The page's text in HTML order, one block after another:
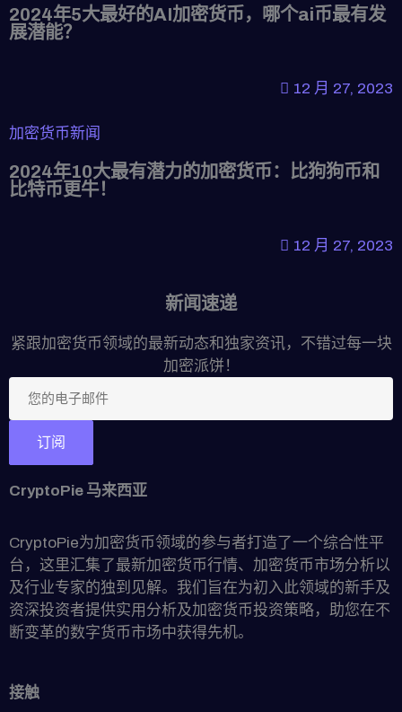
2024年5大最好的AI加密货币，哪个ai币最有发
展潜能？
12 月 27, 2023
加密货币新闻
2024年10大最有潜力的加密货币：比狗狗币和
比特币更牛！
12 月 27, 2023
新闻速递
紧跟加密货币领域的最新动态和独家资讯，不错过每一块
加密派饼！
CryptoPie 马来西亚
CryptoPie为加密货币领域的参与者打造了一个综合性平
台，这里汇集了最新加密货币行情、加密货币市场分析以
及行业专家的独到见解。我们旨在为初入此领域的新手及
资深投资者提供实用分析及加密货币投资策略，助您在不
断变革的数字货币市场中获得先机。
接触